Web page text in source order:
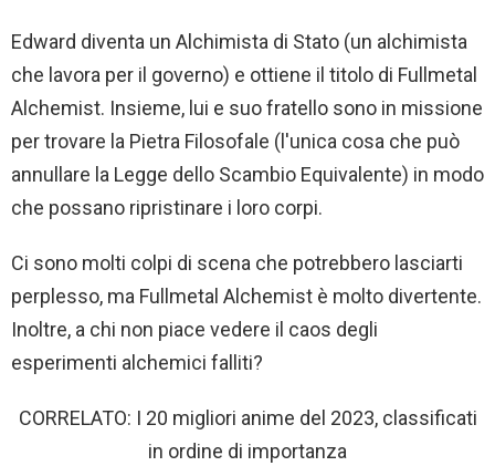
Edward diventa un Alchimista di Stato (un alchimista
che lavora per il governo) e ottiene il titolo di Fullmetal
Alchemist. Insieme, lui e suo fratello sono in missione
per trovare la Pietra Filosofale (l'unica cosa che può
annullare la Legge dello Scambio Equivalente) in modo
che possano ripristinare i loro corpi.
Ci sono molti colpi di scena che potrebbero lasciarti
perplesso, ma Fullmetal Alchemist è molto divertente.
Inoltre, a chi non piace vedere il caos degli
esperimenti alchemici falliti?
CORRELATO: I 20 migliori anime del 2023, classificati
in ordine di importanza